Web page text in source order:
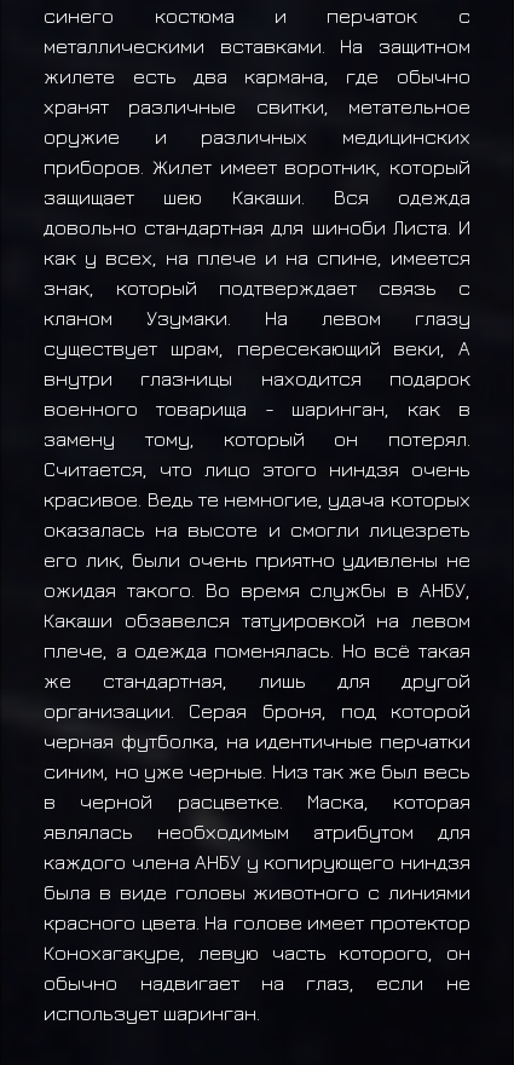
синего костюма и перчаток с
металлическими вставками. На защитном
жилете есть два кармана, где обычно
хранят различные свитки, метательное
оружие и различных медицинских
приборов. Жилет имеет воротник, который
защищает шею Какаши. Вся одежда
довольно стандартная для шиноби Листа. И
как у всех, на плече и на спине, имеется
знак, который подтверждает связь с
кланом Узумаки. На левом глазу
существует шрам, пересекающий веки, А
внутри глазницы находится подарок
военного товарища - шаринган, как в
замену тому, который он потерял.
Считается, что лицо этого ниндзя очень
красивое. Ведь те немногие, удача которых
оказалась на высоте и смогли лицезреть
его лик, были очень приятно удивлены не
ожидая такого. Во время службы в АНБУ,
Какаши обзавелся татуировкой на левом
плече, а одежда поменялась. Но всё такая
же стандартная, лишь для другой
организации. Серая броня, под которой
черная футболка, на идентичные перчатки
синим, но уже черные. Низ так же был весь
в черной расцветке. Маска, которая
являлась необходимым атрибутом для
каждого члена АНБУ у копирующего ниндзя
была в виде головы животного с линиями
красного цвета. На голове имеет протектор
Конохагакуре, левую часть которого, он
обычно надвигает на глаз, если не
использует шаринган.